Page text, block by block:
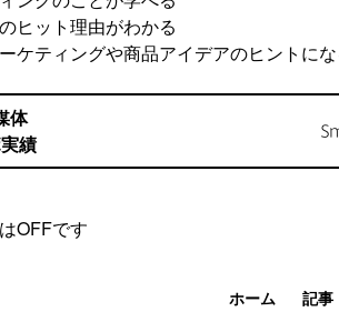
ヒット理由がわかる
ケティングや商品アイデアのヒントに
体
績
OFFです
ホーム 記事